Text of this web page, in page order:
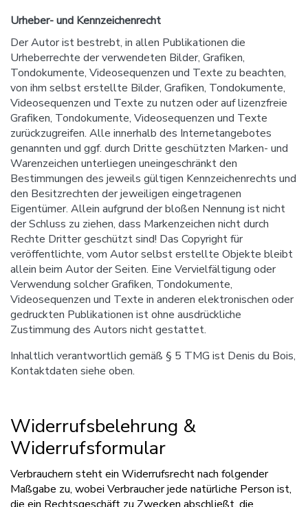
Urheber- und Kennzeichenrecht
Der Autor ist bestrebt, in allen Publikationen die
Urheberrechte der verwendeten Bilder, Grafiken,
Tondokumente, Videosequenzen und Texte zu beachten,
von ihm selbst erstellte Bilder, Grafiken, Tondokumente,
Videosequenzen und Texte zu nutzen oder auf lizenzfreie
Grafiken, Tondokumente, Videosequenzen und Texte
zurückzugreifen. Alle innerhalb des Internetangebotes
genannten und ggf. durch Dritte geschützten Marken- und
Warenzeichen unterliegen uneingeschränkt den
Bestimmungen des jeweils gültigen Kennzeichenrechts und
den Besitzrechten der jeweiligen eingetragenen
Eigentümer. Allein aufgrund der bloßen Nennung ist nicht
der Schluss zu ziehen, dass Markenzeichen nicht durch
Rechte Dritter geschützt sind! Das Copyright für
veröffentlichte, vom Autor selbst erstellte Objekte bleibt
allein beim Autor der Seiten. Eine Vervielfältigung oder
Verwendung solcher Grafiken, Tondokumente,
Videosequenzen und Texte in anderen elektronischen oder
gedruckten Publikationen ist ohne ausdrückliche
Zustimmung des Autors nicht gestattet.
Inhaltlich verantwortlich gemäß § 5 TMG ist Denis du Bois,
Kontaktdaten siehe oben.
Widerrufsbelehrung &
Widerrufsformular
Verbrauchern steht ein Widerrufsrecht nach folgender
Maßgabe zu, wobei Verbraucher jede natürliche Person ist,